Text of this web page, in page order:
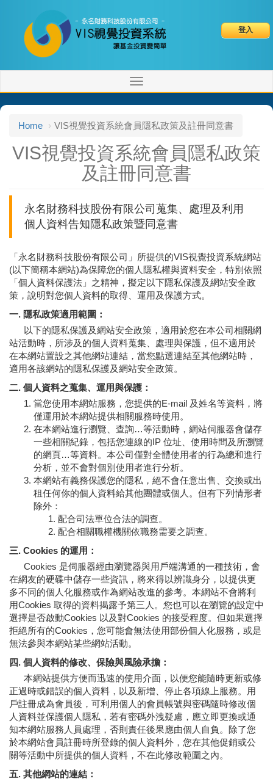
登入
Toggle
navigation
Home VIS視覺投資系統會員隱私政策及註冊同意書
VIS視覺投資系統會員隱私政策
及註冊同意書
永名財務科技股份有限公司蒐集、處理及利用
個人資料告知隱私政策暨同意書
「永名財務科技股份有限公司」所提供的VIS視覺投資系統網站
(以下簡稱本網站)為保障您的個人隱私權與資料安全，特別依照
「個人資料保護法」之精神，擬定以下隱私保護及網站安全政
策，說明對您個人資料的取得、運用及保護方式。
一. 隱私政策適用範圍：
以下的隱私保護及網站安全政策，適用於您在本公司相關網
站活動時，所涉及的個人資料蒐集、處理與保護，但不適用於
在本網站置設之其他網站連結，當您點選連結至其他網站時，
適用各該網站的隱私保護及網站安全政策。
二. 個人資料之蒐集、運用與保護：
當您使用本網站服務，您提供的E-mail 及姓名等資料，將
僅運用於本網站提供相關服務時使用。
在本網站進行瀏覽、查詢…等活動時，網站伺服器會儲存
一些相關紀錄，包括您連線的IP 位址、使用時間及所瀏覽
的網頁…等資料。本公司僅對全體使用者的行為總和進行
分析，並不會對個別使用者進行分析。
本網站有義務保護您的隱私，絕不會任意出售、交換或出
租任何你的個人資料給其他團體或個人。但有下列情形者
除外：
配合司法單位合法的調查。
配合相關職權機關依職務需要之調查。
三. Cookies 的運用：
Cookies 是伺服器經由瀏覽器與用戶端溝通的一種技術，會
在網友的硬碟中儲存一些資訊，將來得以辨識身分，以提供更
多不同的個人化服務或作為網站改進的參考。本網站不會將利
用Cookies 取得的資料揭露予第三人。您也可以在瀏覽的設定中
選擇是否啟動Cookies 以及對Cookies 的接受程度。但如果選擇
拒絕所有的Cookies，您可能會無法使用部份個人化服務，或是
無法參與本網站某些網站活動。
四. 個人資料的修改、保險與風險承擔：
本網站提供方便而迅速的使用介面，以便您能隨時更新或修
正過時或錯誤的個人資料，以及新增、停止各項線上服務。用
戶註冊成為會員後，可利用個人的會員帳號與密碼隨時修改個
人資料並保護個人隱私，若有密碼外洩疑慮，應立即更換或通
知本網站服務人員處理，否則責任後果應由個人自負。除了您
於本網站會員註冊時所登錄的個人資料外，您在其他促銷或公
關等活動中所提供的個人資料，不在此修改範圍之內。
五. 其他網站的連結：